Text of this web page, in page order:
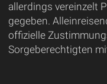
allerdings vereinzelt
gegeben.
offizielle
Sorgeberechtigten